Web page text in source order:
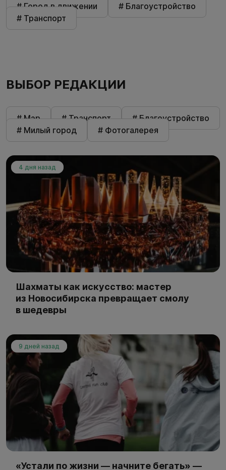
# Город в движении
# Благоустройство
# Транспорт
ВЫБОР РЕДАКЦИИ
# Мэр # Транспорт
# Благоустройство
# Милый город
# Фотогалерея
4 дня назад
Шахматы как искусство: мастер
из Новосибирска превращает смолу
в шедевры
9 дней назад
«Устали по жизни — начните бегать» —